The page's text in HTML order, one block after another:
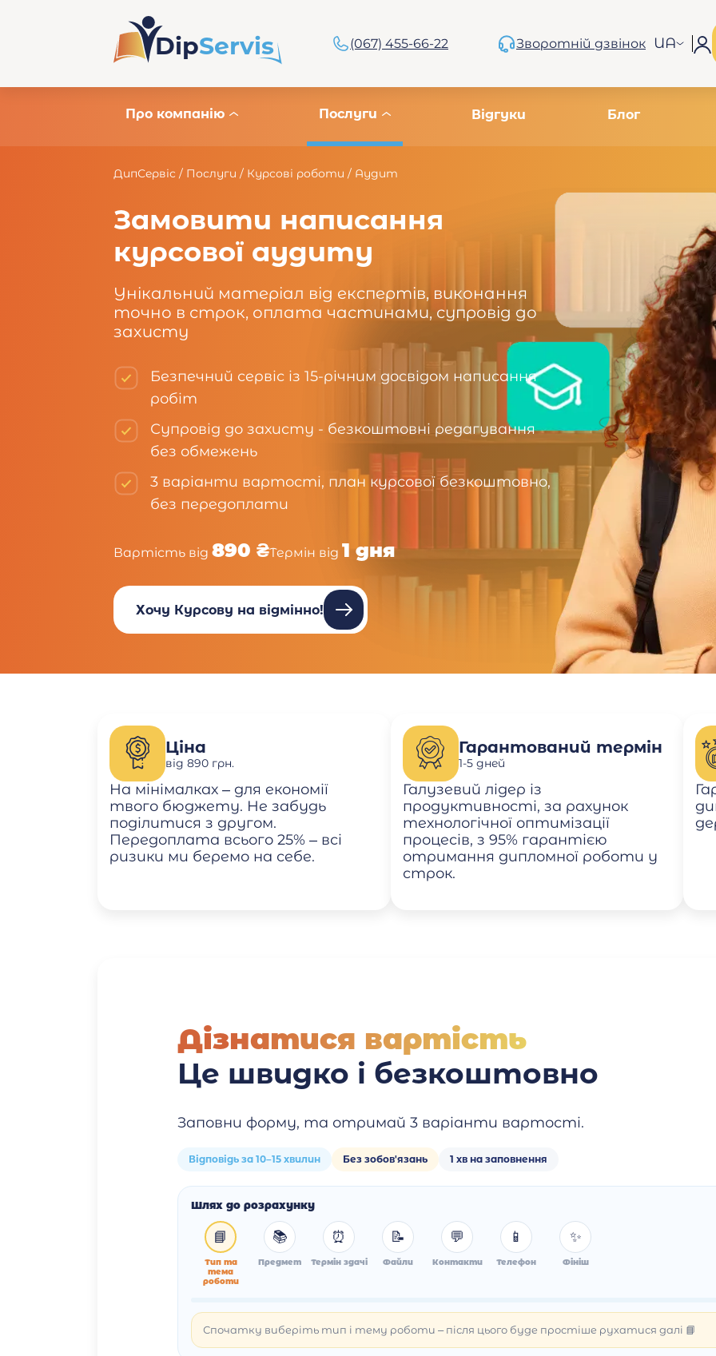
DipServis (067) 455-66-22 Зворотній дзвінок UA
ДипСервіс / Послуги / Курсові роботи / Аудит
Замовити написання
курсової аудиту
Унікальний матеріал від експертів, виконання
точно в строк, оплата частинами, супровід до
захисту
Безпечний сервіс із 15-річним досвідом написання
робіт
Супровід до захисту - безкоштовні редагування
без обмежень
3 варіанти вартості, план курсової безкоштовно,
без передоплати
Вартість від 890 ₴Термін від 1 дня
Хочу Курсову на відмінно!
Про компанію Послуги Відгуки Блог
Ціна
від 890 грн.
На мінімалках – для економії
твого бюджету. Не забудь
поділитися з другом.
Передоплата всього 25% – всі
ризики ми беремо на себе.
Гарантований термін
1-5 дней
Галузевий лідер із
продуктивності, за рахунок
технологічної оптимізації
процесів, з 95% гарантією
отримання дипломної роботи у
строк.
Дізнатися вартість
Це швидко і безкоштовно
Заповни форму, та отримай 3 варіанти вартості.
Відповідь за 10–15 хвилин Без зобов'язань 1 хв на заповнення
Шлях до розрахунку
📘
Тип та
тема
роботи
📚
Предмет
⏰
Термін здачі
📝
Файли
💬
Контакти
📱
Телефон
✨
Фініш
Спочатку виберіть тип і тему роботи – після цього буде простіше рухатися далі 📘